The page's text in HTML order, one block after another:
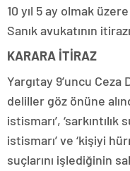
10 yıl 5 ay olmak
Sanık avukatının
KARARA İTİRAZ
Yargıtay 9’uncu Ceza
deliller göz önüne
istismarı’,
istismarı’ ve ‘kişiyi
suçlarını işlediğinin